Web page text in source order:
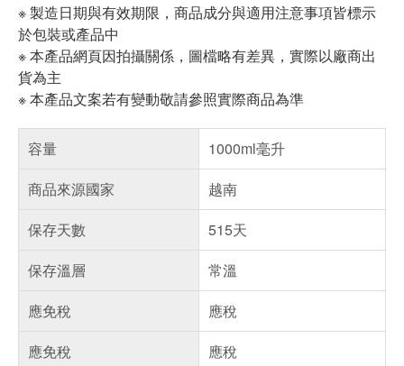
※ 製造日期與有效期限，商品成分與適用注意事項皆標示
於包裝或產品中
※ 本產品網頁因拍攝關係，圖檔略有差異，實際以廠商出
貨為主
※ 本產品文案若有變動敬請參照實際商品為準
容量
1000ml毫升
商品來源國家
越南
保存天數
515天
保存溫層
常溫
應免稅
應稅
應免稅
應稅